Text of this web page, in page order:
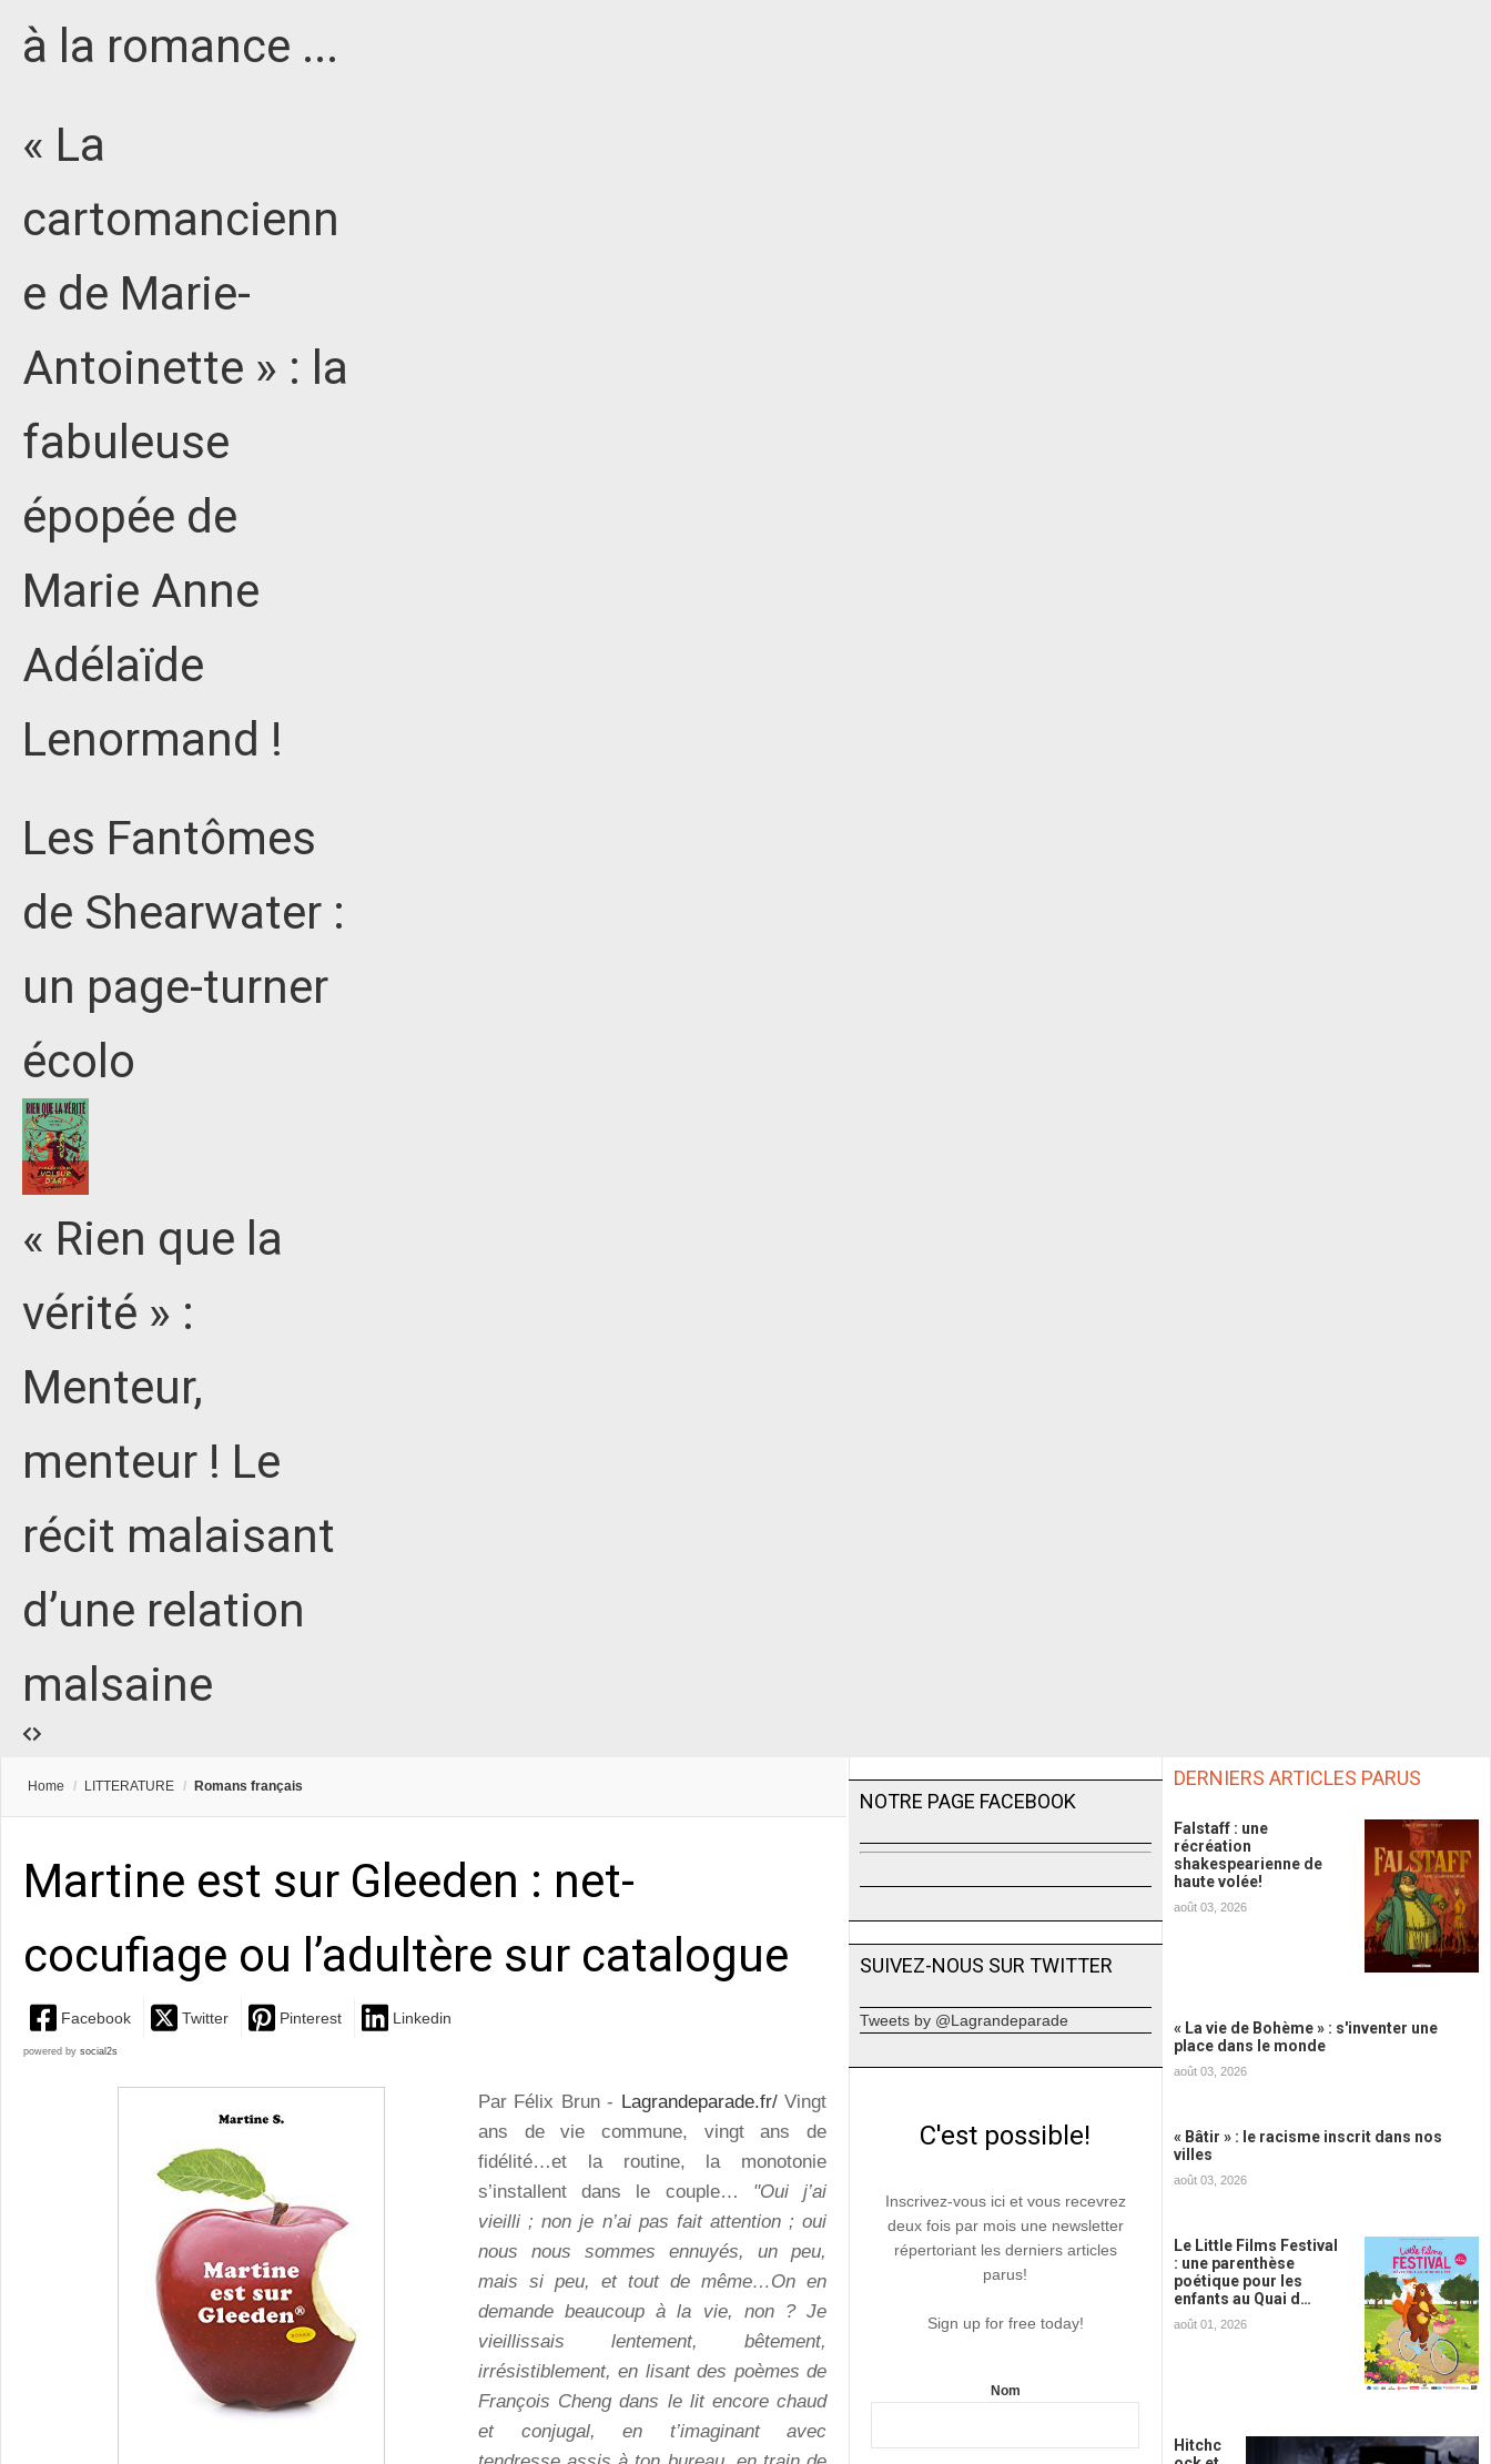
à la romance ...
« La
cartomancienn
e de Marie-
Antoinette » : la
fabuleuse
épopée de
Marie Anne
Adélaïde
Lenormand !
Les Fantômes
de Shearwater :
un page-turner
écolo
« Rien que la
vérité » :
Menteur,
menteur ! Le
récit malaisant
d’une relation
malsaine
Home / LITTERATURE / Romans français
Martine est sur Gleeden : net-
cocufiage ou l’adultère sur catalogue
Facebook Twitter Pinterest Linkedin
powered by social2s
Par Félix Brun - Lagrandeparade.fr/Vingt
ans de vie commune, vingt ans de
fidélité…et la routine, la monotonie
s’installent dans le couple… "Oui j’ai
vieilli ; non je n’ai pas fait attention ; oui
nous nous sommes ennuyés, un peu,
mais si peu, et tout de même…On en
demande beaucoup à la vie, non ? Je
vieillissais lentement, bêtement,
irrésistiblement, en lisant des poèmes de
François Cheng dans le lit encore chaud
et conjugal, en t’imaginant avec
NOTRE PAGE FACEBOOK
SUIVEZ-NOUS SUR TWITTER
Tweets by @Lagrandeparade
C'est possible!
Inscrivez-vous ici et vous recevrez
deux fois par mois une newsletter
répertoriant les derniers articles
parus!
Sign up for free today!
Nom
DERNIERS ARTICLES PARUS
Falstaff : une
récréation
shakespearienne de
haute volée!
août 03, 2026
« La vie de Bohème » : s'inventer une
place dans le monde
août 03, 2026
« Bâtir » : le racisme inscrit dans nos
villes
août 03, 2026
Le Little Films Festival
: une parenthèse
poétique pour les
enfants au Quai d…
août 01, 2026
Hitchc